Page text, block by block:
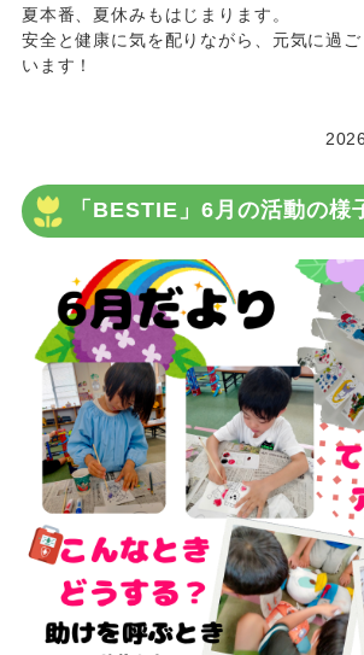
夏本番、夏休みもはじまります。
安全と健康に気を配りながら、元気に過
います！
「BESTIE」6月の活動の